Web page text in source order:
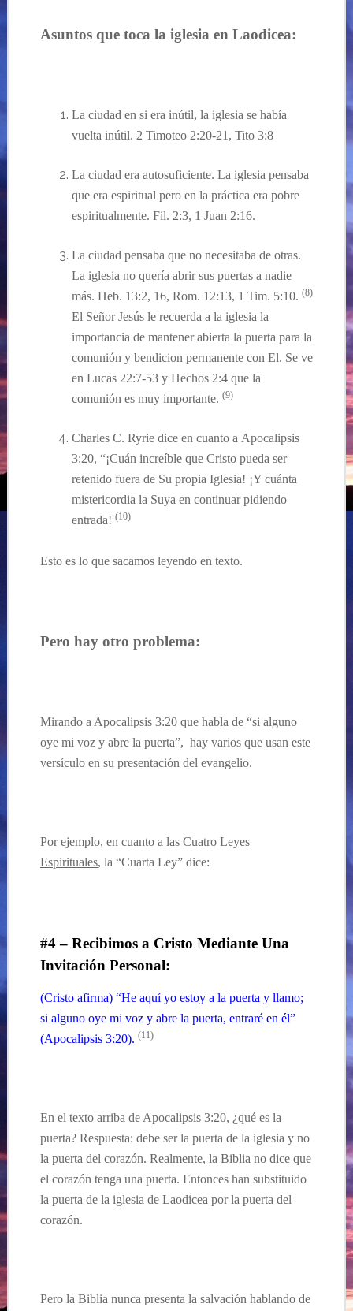
Asuntos que toca la iglesia en Laodicea:
La ciudad en si era inútil, la iglesia se había
vuelta inútil. 2 Timoteo 2:20-21, Tito 3:8
La ciudad era autosuficiente. La iglesia pensaba
que era espiritual pero en la práctica era pobre
espiritualmente. Fil. 2:3, 1 Juan 2:16.
La ciudad pensaba que no necesitaba de otras.
La iglesia no quería abrir sus puertas a nadie
más. Heb. 13:2, 16, Rom. 12:13, 1 Tim. 5:10. (8)
El Señor Jesús le recuerda a la iglesia la
importancia de mantener abierta la puerta para la
comunión y bendicion permanente con El. Se ve
en Lucas 22:7-53 y Hechos 2:4 que la
comunión es muy importante. (9)
Charles C. Ryrie dice en cuanto a Apocalipsis
3:20, “¡Cuán increíble que Cristo pueda ser
retenido fuera de Su propia Iglesia! ¡Y cuánta
mistericordia la Suya en continuar pidiendo
entrada! (10)
Esto es lo que sacamos leyendo en texto.
Pero hay otro problema:
Mirando a Apocalipsis 3:20 que habla de “si alguno
oye mi voz y abre la puerta”, hayvarios que usan este
versículo en su presentación del evangelio.
Por ejemplo, en cuanto a las Cuatro Leyes
Espirituales, la “Cuarta Ley” dice:
#4 – Recibimos a Cristo Mediante Una
Invitación Personal:
(Cristo afirma) “He aquí yo estoy a la puerta y llamo;
si alguno oye mi voz y abre la puerta, entraré en él”
(Apocalipsis 3:20). (11)
En el texto arriba de Apocalipsis 3:20, ¿qué es la
puerta? Respuesta: debe ser la puerta de la iglesia y no
la puerta del corazón. Realmente, la Biblia no dice que
el corazón tenga una puerta. Entonces han substituido
la puerta dela iglesia de Laodicea por la puerta del
corazón.
Pero la Biblia nunca presenta la salvación hablando de